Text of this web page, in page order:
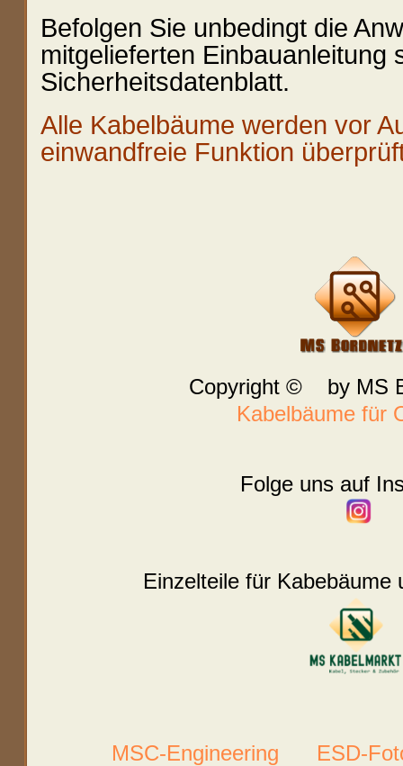
Befolgen Sie unbedingt die
mitgelieferten Einbauanleitung
Sicherheitsdatenblatt.
Alle Kabelbäume werden vor
einwandfreie Funktion
Copyright © by MS
Kabelbäume für
Folge uns auf
Einzelteile für Kabebäume
MSC-Engineering ESD-